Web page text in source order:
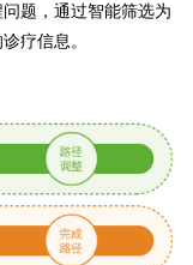
题，通过智能筛选为
疗信息。